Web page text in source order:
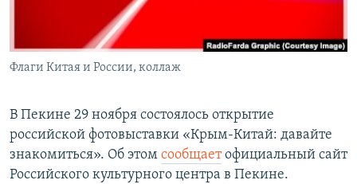
ПОБЕДИТЕЛЕЙ НЕ СУДЯТ?
КРЫМ.НЕПОКОРЕННЫЙ
ELIFBE
Все сайты RFE/RL
Флаги Китая и России, коллаж
В Пекине 29 ноября состоялось открытие
российской фотовыставки «Крым-Китай: давайте
знакомиться». Об этом сообщаетофициальный сайт
Российского культурного центра в Пекине.